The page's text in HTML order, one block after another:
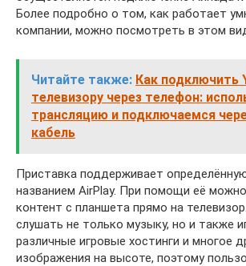
Более подробно о том, как работает
компании, можно посмотреть в этом
Читайте также: Как подключить
телевизору через телефон:
трансляцию и подключаемся
кабель
Приставка поддерживает
названием AirPlay. При помощи её
контент с планшета прямо на
слушать не только музыку, но и также
различные игровые хостинги и многое
изображения на высоте, поэтому